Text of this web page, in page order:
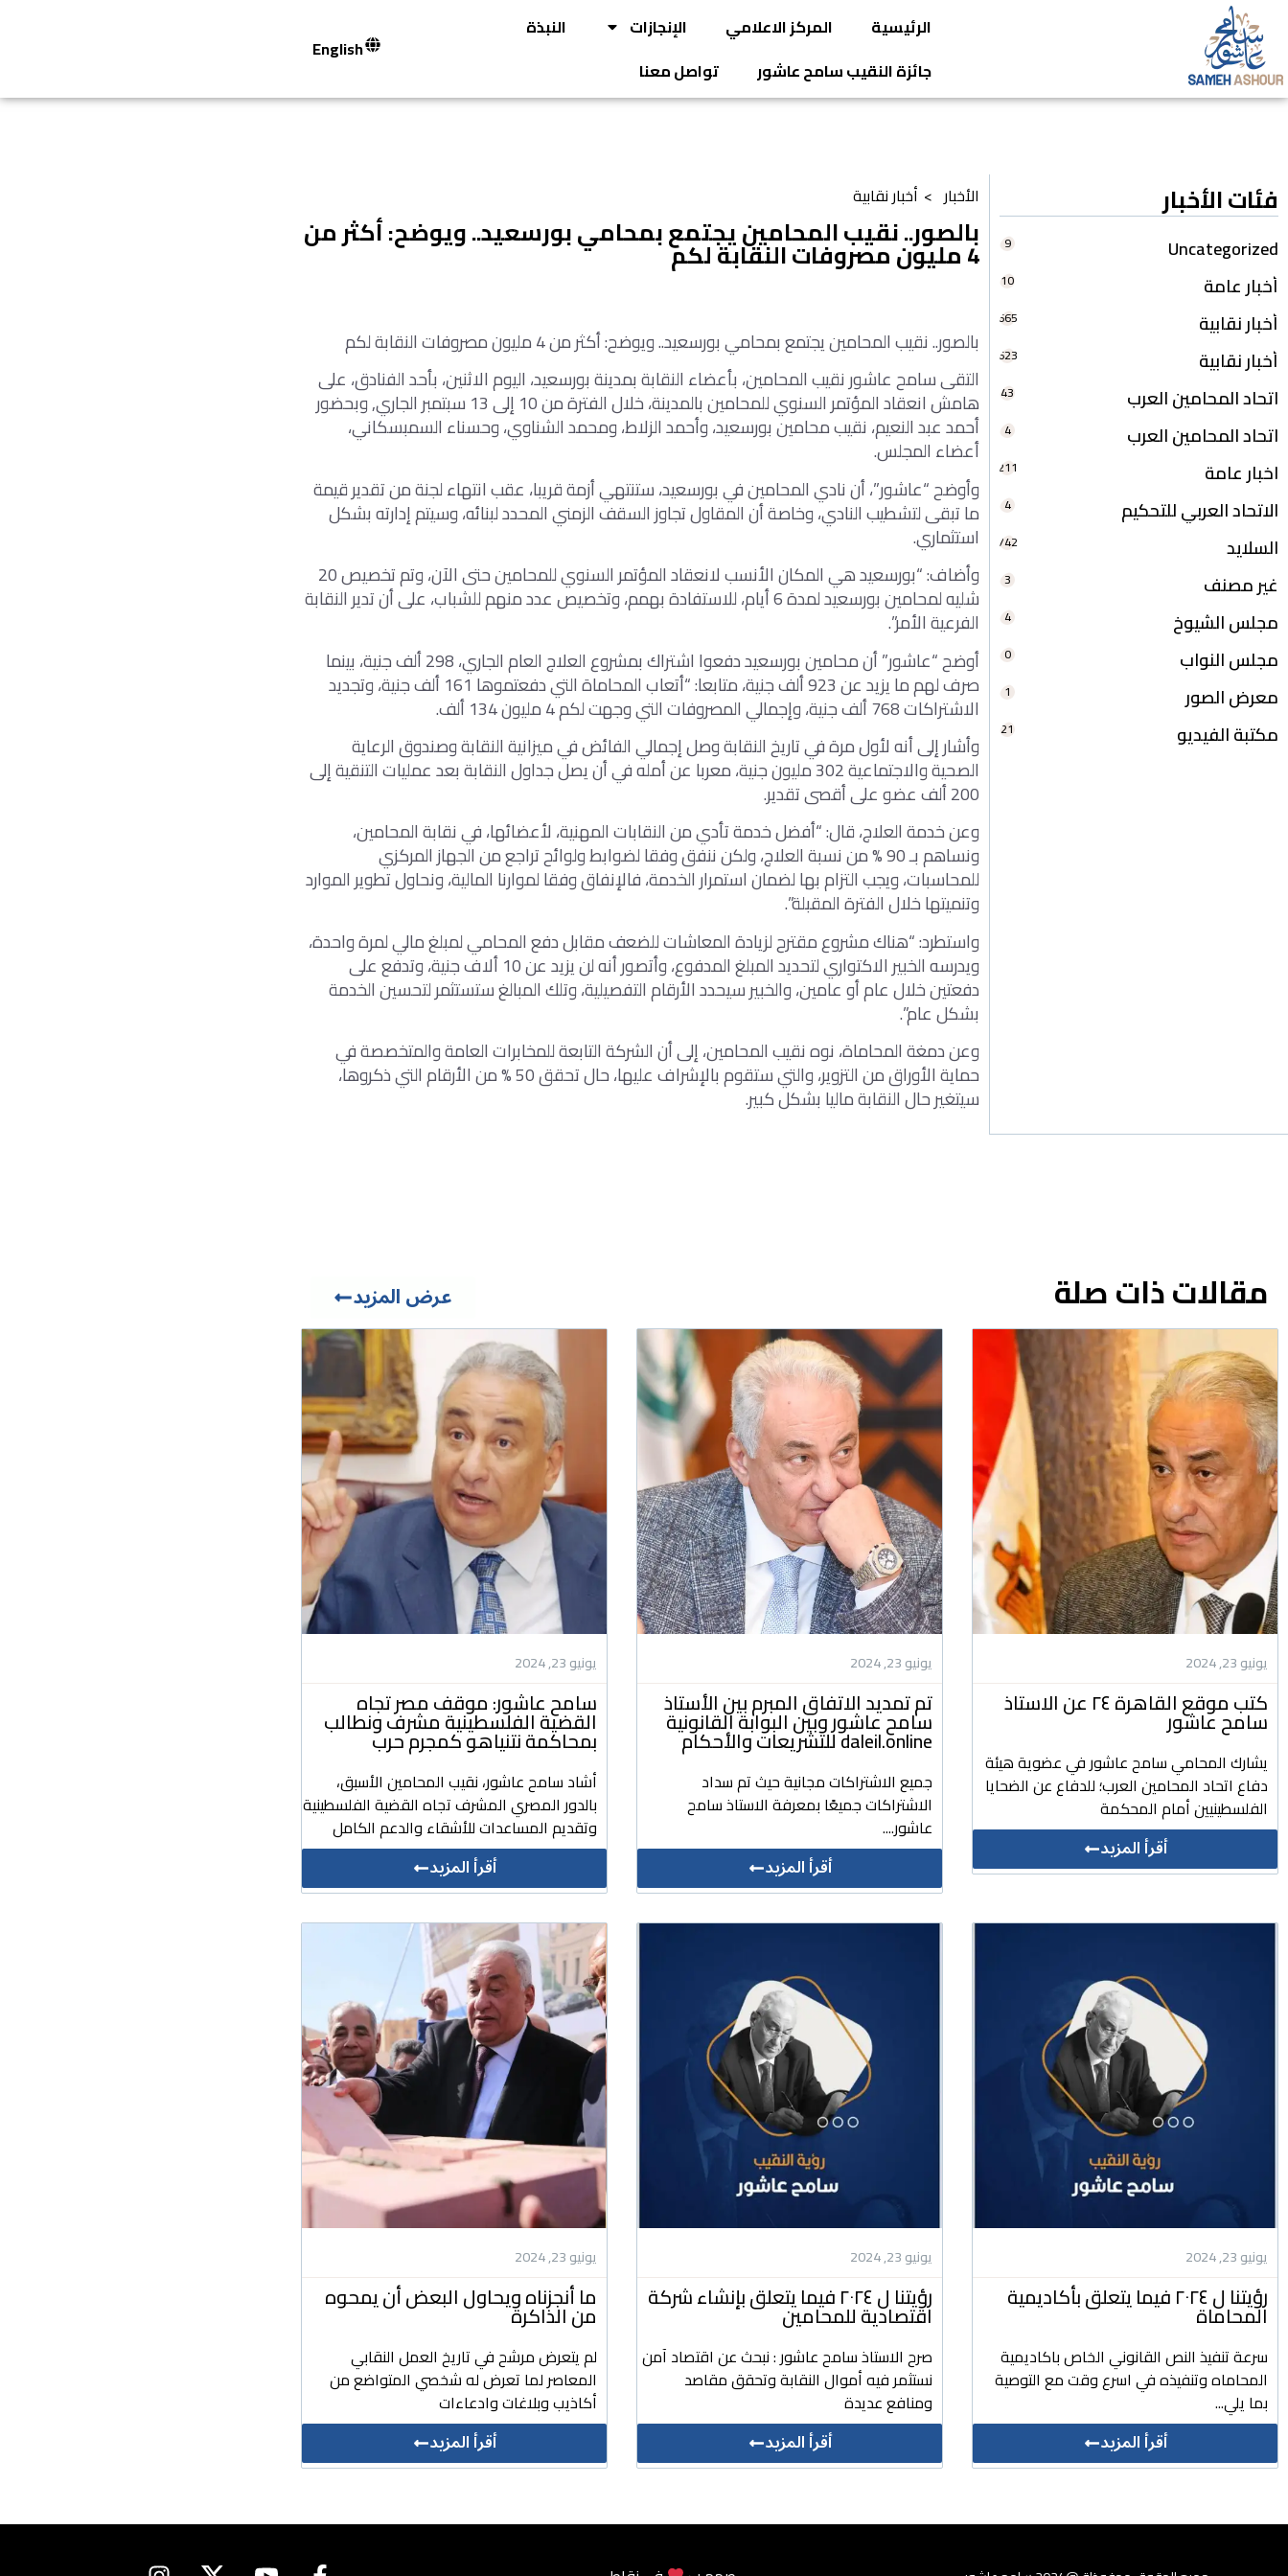
الرئيسية المركز الاعلامي الإنجازات
النبذة
جائزة النقيب سامح عاشور
تواصل معنا
English
فئات الأخبار
Uncategorized
9
أخبار عامة 10
أخبار نقابية 665
أخبار نقابية 623
اتحاد المحامين العرب 43
اتحاد المحامين العرب 4
اخبار عامة 211
الاتحاد العربي للتحكيم 4
السلايد 742
غير مصنف 3
مجلس الشيوخ 4
مجلس النواب 0
معرض الصور 1
مكتبة الفيديو 21
الأخبار > أخبار نقابية
بالصور.. نقيب المحامين يجتمع بمحامي بورسعيد.. ويوضح: أكثر من
4 مليون مصروفات النقابة لكم
بالصور.. نقيب المحامين يجتمع بمحامي بورسعيد.. ويوضح: أكثر من 4 مليون مصروفات النقابة لكم
التقى سامح عاشور نقيب المحامين، بأعضاء النقابة بمدينة بورسعيد، اليوم الاثنين، بأحد الفنادق، على
هامش انعقاد المؤتمر السنوي للمحامين بالمدينة، خلال الفترة من 10 إلى 13 سبتمبر الجاري, وبحضور
أحمد عبد النعيم، نقيب محامين بورسعيد، وأحمد الزلاط، ومحمد الشناوي، وحسناء السمبسكاني،
أعضاء المجلس.
وأوضح “عاشور”، أن نادي المحامين في بورسعيد، ستنتهي أزمة قريبا، عقب انتهاء لجنة من تقدير قيمة
ما تبقى لتشطيب النادي، وخاصة أن المقاول تجاوز السقف الزمني المحدد لبنائه، وسيتم إدارته بشكل
استثماري.
وأضاف: “بورسعيد هي المكان الأنسب لانعقاد المؤتمر السنوي للمحامين حتى الآن، وتم تخصيص 20
شليه لمحامين بورسعيد لمدة 6 أيام، للاستفادة بهمم، وتخصيص عدد منهم للشباب، على أن تدير النقابة
الفرعية الأمر”.
أوضح “عاشور” أن محامين بورسعيد دفعوا اشتراك بمشروع العلاج العام الجاري، 298 ألف جنية، بينما
صرف لهم ما يزيد عن 923 ألف جنية، متابعا: “أتعاب المحاماة التي دفعتموها 161 ألف جنية، وتجديد
الاشتراكات 768 ألف جنية، وإجمالي المصروفات التي وجهت لكم 4 مليون 134 ألف.
وأشار إلى أنه لأول مرة في تاريخ النقابة وصل إجمالي الفائض في ميزانية النقابة وصندوق الرعاية
الصحية والاجتماعية 302 مليون جنية، معربا عن أمله في أن يصل جداول النقابة بعد عمليات التنقية إلى
200 ألف عضو على أقصى تقدير.
وعن خدمة العلاج، قال: “أفضل خدمة تأدي من النقابات المهنية، لأعضائها، في نقابة المحامين،
ونساهم بـ 90 % من نسبة العلاج، ولكن ننفق وفقا لضوابط ولوائح تراجع من الجهاز المركزي
للمحاسبات، ويجب التزام بها لضمان استمرار الخدمة، فالإنفاق وفقا لموارنا المالية، ونحاول تطوير الموارد
وتنميتها خلال الفترة المقبلة”.
واستطرد: “هناك مشروع مقترح لزيادة المعاشات للضعف مقابل دفع المحامي لمبلغ مالي لمرة واحدة،
ويدرسه الخبير الاكتواري لتحديد المبلغ المدفوع، وأتصور أنه لن يزيد عن 10 ألاف جنية، وتدفع على
دفعتين خلال عام أو عامين، والخبير سيحدد الأرقام التفصيلية، وتلك المبالغ ستستثمر لتحسين الخدمة
بشكل عام”.
وعن دمغة المحاماة، نوه نقيب المحامين، إلى أن الشركة التابعة للمخابرات العامة والمتخصصة في
حماية الأوراق من التزوير، والتي ستقوم بالإشراف عليها، حال تحقق 50 % من الأرقام التي ذكروها،
سيتغير حال النقابة ماليا بشكل كبير.
مقالات ذات صلة عرض المزيد
يونيو 23, 2024
كتب موقع القاهرة ٢٤ عن الاستاذ
سامح عاشور
يشارك المحامي سامح عاشور في عضوية هيئة
دفاع اتحاد المحامين العرب؛ للدفاع عن الضحايا
الفلسطينيين أمام المحكمة
أقرأ المزيد
يونيو 23, 2024
تم تمديد الاتفاق المبرم بين الأستاذ
سامح عاشور وبين البوابة القانونية
daleil.online للتشريعات والأحكام
جميع الاشتراكات مجانية حيث تم سداد
الاشتراكات جميعًا بمعرفة الاستاذ سامح
عاشور....
أقرأ المزيد
يونيو 23, 2024
سامح عاشور: موقف مصر تجاه
القضية الفلسطينية مشرف ونطالب
بمحاكمة نتنياهو كمجرم حرب
أشاد سامح عاشور، نقيب المحامين الأسبق،
بالدور المصري المشرف تجاه القضية الفلسطينية
وتقديم المساعدات للأشقاء والدعم الكامل
أقرأ المزيد
يونيو 23, 2024
رؤيتنا ل ٢٠٢٤ فيما يتعلق بأكاديمية
المحاماة
سرعة تنفيذ النص القانوني الخاص باكاديمية
المحاماه وتنفيذه في اسرع وقت مع التوصية
بما يلي...
أقرأ المزيد
يونيو 23, 2024
رؤيتنا ل ٢٠٢٤ فيما يتعلق بإنشاء شركة
اقتصادية للمحامين
صرح الاستاذ سامح عاشور : نبحث عن اقتصاد آمن
نستثمر فيه أموال النقابة وتحقق مقاصد
ومنافع عديدة
أقرأ المزيد
يونيو 23, 2024
ما أنجزناه ويحاول البعض أن يمحوه
من الذاكرة
لم يتعرض مرشح في تاريخ العمل النقابي
المعاصر لما تعرض له شخصي المتواضع من
أكاذيب وبلاغات وادعاءات
أقرأ المزيد